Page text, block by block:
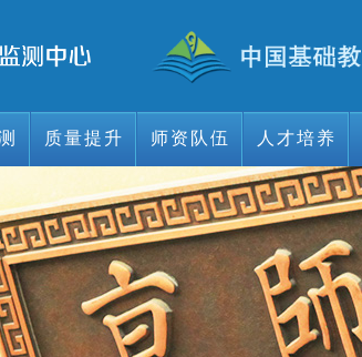
质量提升 师资队伍
师资队伍
人才培养